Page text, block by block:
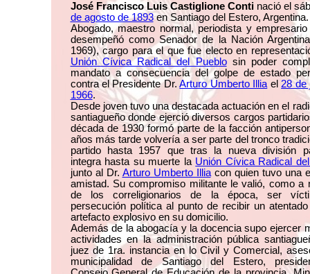
José Francisco Luis Castiglione Conti nació el
de agosto de 1893en Santiago del Estero, Argentina.
Abogado, maestro normal, periodista y
desempeñó como Senador de la Nación
1969), cargo para el que fue electo en
Unión Cívica Radical del Pueblosin poder
mandato a consecuencia del golpe de estado
contra el Presidente Dr.Arturo Umberto Illia el 28 de
1966.
Desde joven tuvo una destacada actuación en el
santiagueño donde ejerció diversos cargos
década de 1930 formó parte de la facción
años más tarde volvería a ser parte del tronco
partido hasta 1957 que tras la nueva división
integra hasta su muerte la Unión Cívica Radical
junto al Dr. Arturo Umberto Illiacon quien tuvo una
amistad. Su compromiso militante le valió, como a
de los correligionarios de la época, ser
persecución política al punto de recibir un
artefacto explosivo en su domicilio.
Además de la abogacía y la docencia supo ejercer
actividades en la administración pública
juez de 1ra. instancia en lo Civil y Comercial,
municipalidad de Santiago del Estero,